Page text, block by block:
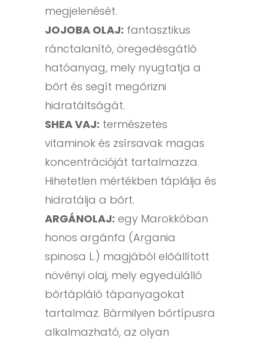
megjelenését.
JOJOBA OLAJ: fantasztikus
ránctalanító, öregedésgátló
hatóanyag, mely nyugtatja a
bőrt és segít megőrizni
hidratáltságát.
SHEA VAJ: természetes
vitaminok és zsírsavak magas
koncentrációját tartalmazza.
Hihetetlen mértékben táplálja és
hidratálja a bőrt.
ARGÁNOLAJ: egy Marokkóban
honos argánfa (Argania
spinosa L.) magjából előállított
növényi olaj, mely egyedülálló
bőrtápláló tápanyagokat
tartalmaz. Bármilyen bőrtípusra
alkalmazható, az olyan